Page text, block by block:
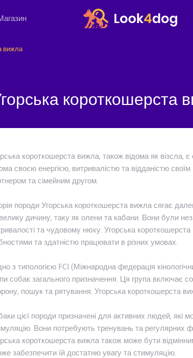
вижла
короткошерста
короткошерста вижла, також відома як візсла,
своєю енергією, витривалістю та відданістю
та сімейним другом.
породи Угорська короткошерста вижла сягає
дичину, таку як олени та кабани. Вони були
та чудовому нюху. Угорська
та здатністю працювати в різних умовах.
з типологією FCI (Міжнародна федерація
собак загального призначення. Ця група включає
пошук та рятування. Угорська короткошерста
цієї породи призначені для активних людей, які
Вони потребують тренувань та регулярних
короткошерста вижла також може бути
забезпечити їй достатню увагу та стимуляцію.